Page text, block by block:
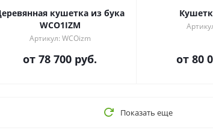
кушетка из бука
WCO1IZM
Артикул: WCOizm
от 78 700 руб. от 80
Показать еще